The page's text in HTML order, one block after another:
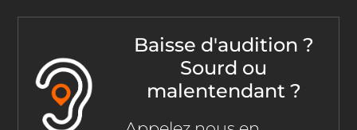
Baisse d'audition ?
Sourd ou
malentendant ?